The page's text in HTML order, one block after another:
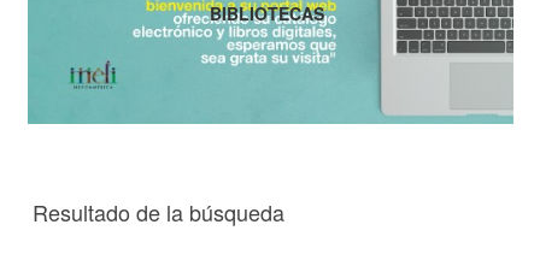
Resultado de la búsqueda
BIBLIOTECAS